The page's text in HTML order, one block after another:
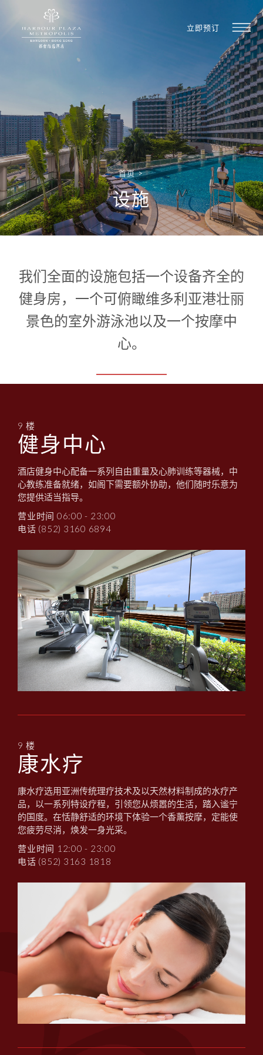
立即预订
1
首页 >
设施
我们全面的设施包括一个设备齐全的
健身房，一个可俯瞰维多利亚港壮丽
景色的室外游泳池以及一个按摩中
心。
9 楼
健身中心
酒店健身中心配备一系列自由重量及心肺训练等器械，中
心教练准备就绪，如阁下需要额外协助，他们随时乐意为
您提供适当指导。
营业时间 06:00 - 23:00
电话 (852) 3160 6894
9 楼
康水疗
康水疗选用亚洲传统理疗技术及以天然材料制成的水疗产
品，以一系列特设疗程，引领您从烦嚣的生活，踏入谧宁
的国度。在恬静舒适的环境下体验一个香薰按摩，定能使
您疲劳尽消，焕发一身光采。
营业时间 12:00 - 23:00
电话 (852) 3163 1818